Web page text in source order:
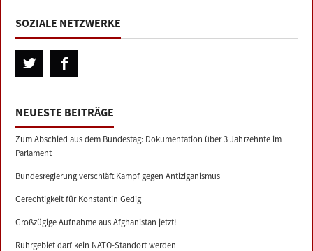
SOZIALE NETZWERKE
NEUESTE BEITRÄGE
Zum Abschied aus dem Bundestag: Dokumentation über 3 Jahrzehnte im
Parlament
Bundesregierung verschläft Kampf gegen Antiziganismus
Gerechtigkeit für Konstantin Gedig
Großzügige Aufnahme aus Afghanistan jetzt!
Ruhrgebiet darf kein NATO-Standort werden